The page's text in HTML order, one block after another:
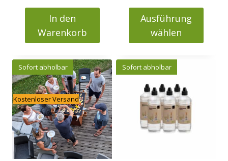
war:
149000 Ft
ist:
In den
Warenkorb
168000 Ft
Ausführung
wählen
Produkt
weist
mehrere
Varianten
auf.
Die
Sofort abholbar
Kostenloser Versand
Sofort abholbar